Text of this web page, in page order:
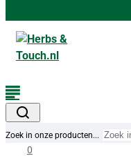
Zoek in onze producten...
0